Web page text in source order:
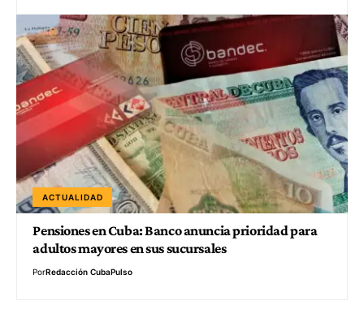
ACTUALIDAD
Pensiones en Cuba: Banco anuncia prioridad para
adultos mayores en sus sucursales
PorRedacción CubaPulso